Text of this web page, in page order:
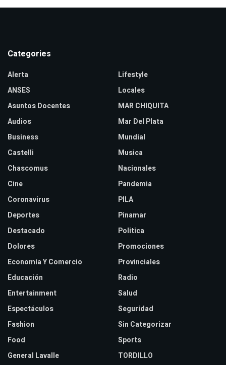
Categories
Alerta
ANSES
Asuntos Docentes
Audios
Business
Castelli
Chascomus
Cine
Coronavirus
Deportes
Destacado
Dolores
Economía Y Comercio
Educación
Entertainment
Espectáculos
Fashion
Food
General Lavalle
Lifestyle
Locales
MAR CHIQUITA
Mar Del Plata
Mundial
Musica
Nacionales
Pandemia
PILA
Pinamar
Politica
Promociones
Provinciales
Radio
Salud
Seguridad
Sin Categorizar
Sports
TORDILLO